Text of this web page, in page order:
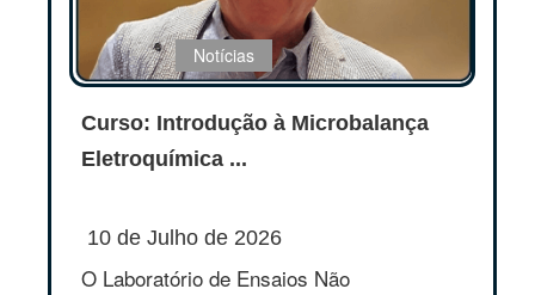
Notícias
Curso: Introdução à Microbalança
Eletroquímica ...
10 de Julho de 2026
O Laboratório de Ensaios Não